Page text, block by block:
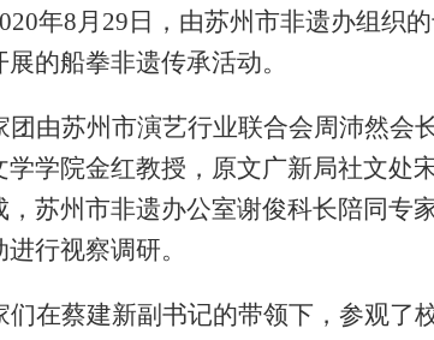
年8月 29 日，由苏州市非遗办组织
的船拳非遗传承活动。
团由苏州市演艺行业联合会周沛然会
学学院金红教授，原文广新局社文处
，苏州市非遗办公室谢俊科长陪同专
行视察调研。
们在蔡建新副书记的带领下，参观了